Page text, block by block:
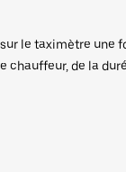
le taximètre une
de la